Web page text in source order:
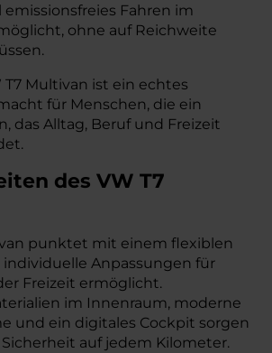
emissionsfreies Fahren im
ohne auf Reichweite
T7 Multivan ist ein echtes
für Menschen, die ein
das Alltag, Beruf und Freizeit
des VW T7
punktet mit einem flexiblen
individuelle Anpassungen für
Freizeit ermöglicht.
im Innenraum, moderne
und ein digitales Cockpit sorgen
auf jedem Kilometer.